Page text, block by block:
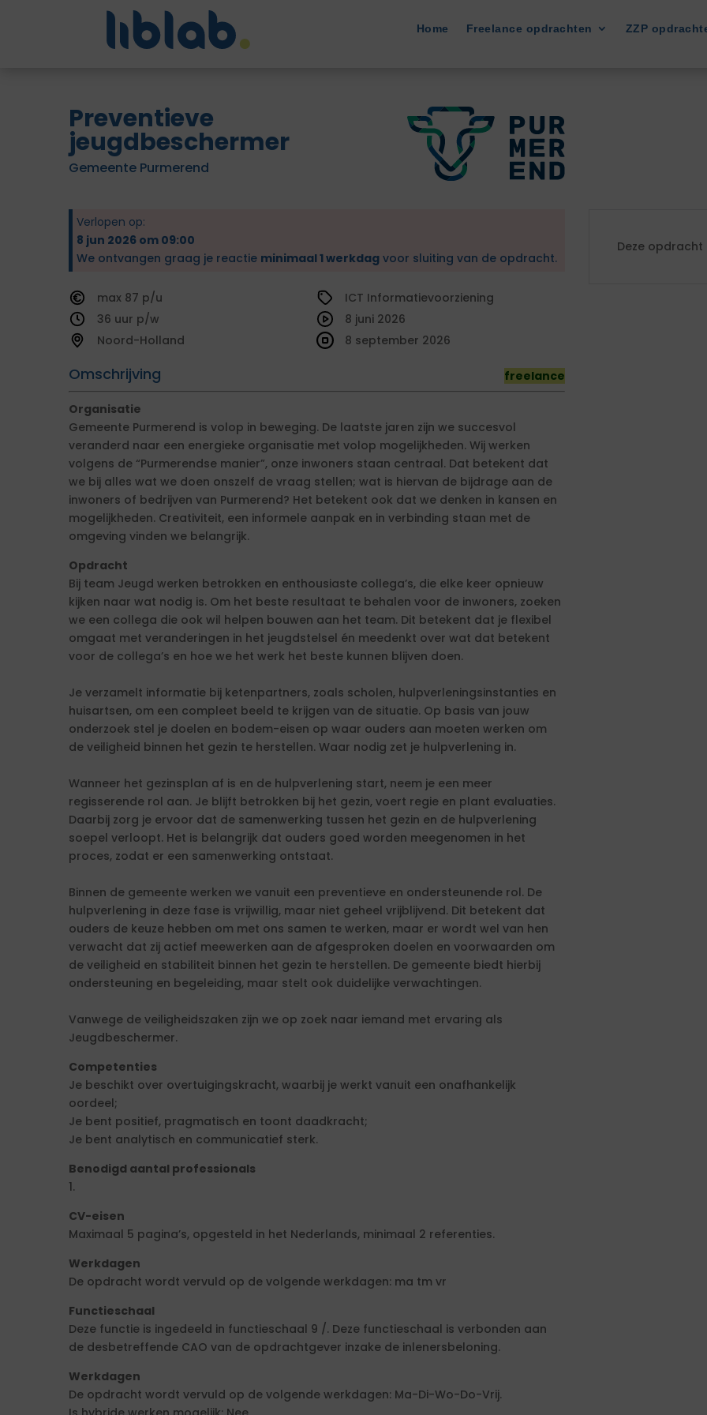
Home Freelance opdrachten ZZP
Preventieve
jeugdbeschermer
Gemeente Purmerend
Verlopen op:
8 jun 2026 om 09:00
We ontvangen graag je reactie minimaal 1 werkdag voor sluiting van de opdracht.
87
36
Noord-Holland
ICT Informatievoorziening
Omschrijving freelance
8 juni 2026
8 september 2026
Organisatie
Gemeente Purmerend is volop in beweging. De laatste jaren zijn we succesvol
veranderd naar een energieke organisatie met volop mogelijkheden. Wij werken
volgens de “Purmerendse manier”, onze inwoners staan centraal. Dat betekent dat
we bij alles wat we doen onszelf de vraag stellen; wat is hiervan de bijdrage aan de
inwoners of bedrijven van Purmerend? Het betekent ook dat we denken in kansen en
mogelijkheden. Creativiteit, een informele aanpak en in verbinding staan met de
omgeving vinden we belangrijk.
Opdracht
Bij team Jeugd werken betrokken en enthousiaste collega’s, die elke keer opnieuw
kijken naar wat nodig is. Om het beste resultaat te behalen voor de inwoners, zoeken
we een collega die ook wil helpen bouwen aan het team. Dit betekent dat je flexibel
omgaat met veranderingen in het jeugdstelsel én meedenkt over wat dat betekent
voor de collega’s en hoe we het werk het beste kunnen blijven doen.
Je verzamelt informatie bij ketenpartners, zoals scholen, hulpverleningsinstanties en
huisartsen, om een compleet beeld te krijgen van de situatie. Op basis van jouw
onderzoek stel je doelen en bodem-eisen op waar ouders aan moeten werken om
de veiligheid binnen het gezin te herstellen. Waar nodig zet je hulpverlening in.
Wanneer het gezinsplan af is en de hulpverlening start, neem je een meer
regisserende rol aan. Je blijft betrokken bij het gezin, voert regie en plant evaluaties.
Daarbij zorg je ervoor dat de samenwerking tussen het gezin en de hulpverlening
soepel verloopt. Het is belangrijk dat ouders goed worden meegenomen in het
proces, zodat er een samenwerking ontstaat.
Binnen de gemeente werken we vanuit een preventieve en ondersteunende rol. De
hulpverlening in deze fase is vrijwillig, maar niet geheel vrijblijvend. Dit betekent dat
ouders de keuze hebben om met ons samen te werken, maar er wordt wel van hen
verwacht dat zij actief meewerken aan de afgesproken doelen en voorwaarden om
de veiligheid en stabiliteit binnen het gezin te herstellen. De gemeente biedt hierbij
ondersteuning en begeleiding, maar stelt ook duidelijke verwachtingen.
Vanwege de veiligheidszaken zijn we op zoek naar iemand met ervaring als
Jeugdbeschermer.
Competenties
Je beschikt over overtuigingskracht, waarbij je werkt vanuit een onafhankelijk
oordeel;
Je bent positief, pragmatisch en toont daadkracht;
Je bent analytisch en communicatief sterk.
Benodigd aantal professionals
1.
CV-eisen
Maximaal 5 pagina’s, opgesteld in het Nederlands, minimaal 2 referenties.
Werkdagen
De opdracht wordt vervuld op de volgende werkdagen: ma tm vr
Functieschaal
Deze functie is ingedeeld in functieschaal 9 /. Deze functieschaal is verbonden aan
de desbetreffende CAO van de opdrachtgever inzake de inlenersbeloning.
Werkdagen
De opdracht wordt vervuld op de volgende werkdagen: Ma-Di-Wo-Do-Vrij.
Deze opdracht